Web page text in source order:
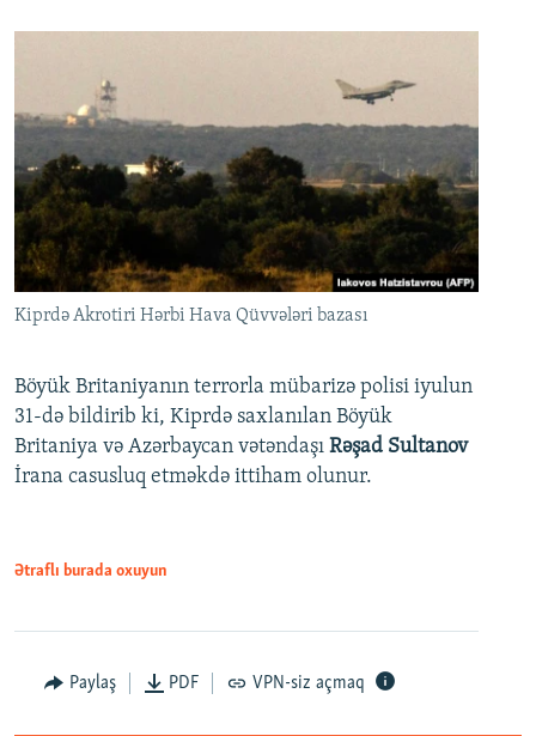
Kiprdə Akrotiri Hərbi Hava Qüvvələri bazası
Böyük Britaniyanın terrorla mübarizə polisi iyulun
31-də bildirib ki, Kiprdə saxlanılan Böyük
Britaniya və Azərbaycan vətəndaşı Rəşad Sultanov
İrana casusluq etməkdə ittiham olunur.
Ətraflı burada oxuyun
Paylaş PDF VPN-siz açmaq